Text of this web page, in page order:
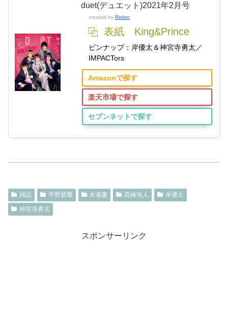
duet(デュエット)2021年2月号
created by Rinker
表紙 King&Prince
ピンナップ：岸優太＆神宮寺勇太／
IMPACTors
Amazonで探す
楽天市場で探す
セブンネットで探す
雑誌 平野紫耀 永瀬廉 髙橋海人
岸優太
神宮寺勇太
スポンサーリンク